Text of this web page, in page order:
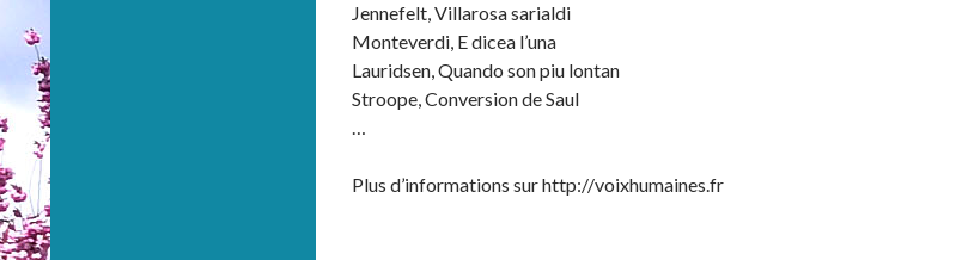
Jennefelt, Villarosa sarialdi
Monteverdi, E dicea l’una
Lauridsen, Quando son piu lontan
Stroope, Conversion de Saul
…
Plus d’informations sur http://voixhumaines.fr